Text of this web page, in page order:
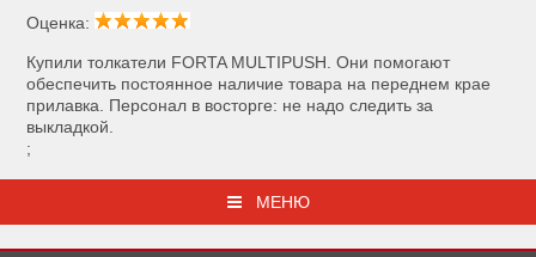
Оценка:
Купили толкатели FORTA MULTIPUSH. Они помогают
обеспечить постоянное наличие товара на переднем крае
прилавка. Персонал в восторге: не надо следить за
выкладкой.
;
МЕНЮ